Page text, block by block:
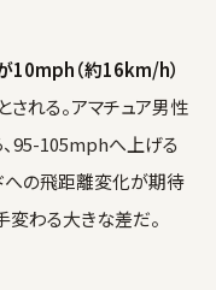
10mph（約16km/h）
とされる。アマチュア男性
95-105mphへ上げる
への飛距離変化が期待
変わる大きな差だ。